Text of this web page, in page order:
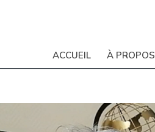
ACCUEIL À PROPOS